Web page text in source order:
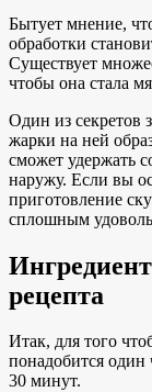
Бытует мнение,
обработки
Существует
чтобы она стала
Один из секретов
жарки на ней
сможет удержать
наружу. Если вы
приготовление
сплошным
рецепта
Итак, для того
понадобится один
30 минут.